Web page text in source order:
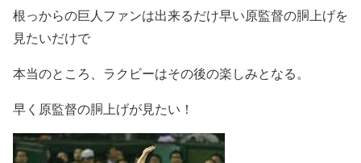
根っからの巨人ファンは出来るだけ早い原監督の胴上げを
見たいだけで
本当のところ、ラクビーはその後の楽しみとなる。
早く原監督の胴上げが見たい！